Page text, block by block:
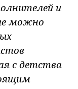
и
можно
с детства